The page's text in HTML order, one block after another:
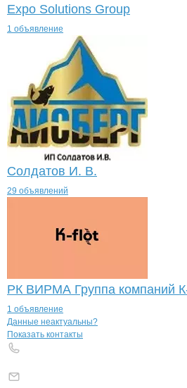
Expo Solutions Group
1 объявление
Солдатов И. В.
29 объявлений
РК ВИРМА Группа компаний
1 объявление
Контактыкомпании
+7(800)000-00-..
Данные неактуальны?
Показать контакты